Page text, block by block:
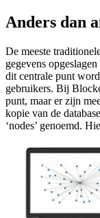
Anders dan
De meeste
gegevens
dit centrale punt
gebruikers. Bij
punt, maar er zijn
kopie van de
‘nodes’ genoemd.